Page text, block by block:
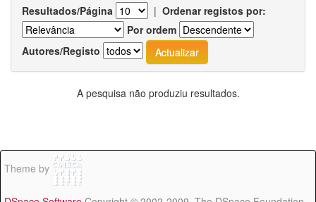
Resultados/Página | Ordenar registos por:
Por ordem
Autores/Registo
A pesquisa não produziu resultados.
Theme by